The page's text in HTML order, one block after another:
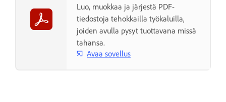
Luo, muokkaa ja järjestä PDF-
tiedostoja tehokkailla työkaluilla,
joiden avulla pysyt tuottavana missä
tahansa.
Avaa sovellus